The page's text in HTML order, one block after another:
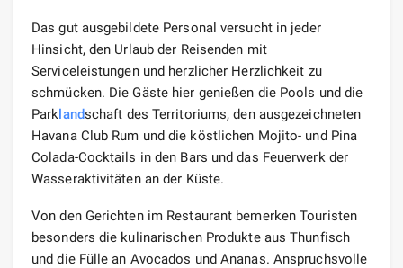
Das gut ausgebildete Personal versucht in jeder
Hinsicht, den Urlaub der Reisenden mit
Serviceleistungen und herzlicher Herzlichkeit zu
schmücken. Die Gäste hier genießen die Pools und die
Parklandschaft des Territoriums, den ausgezeichneten
Havana Club Rum und die köstlichen Mojito- und Pina
Colada-Cocktails in den Bars und das Feuerwerk der
Wasseraktivitäten an der Küste.
Von den Gerichten im Restaurant bemerken Touristen
besonders die kulinarischen Produkte aus Thunfisch
und die Fülle an Avocados und Ananas. Anspruchsvolle